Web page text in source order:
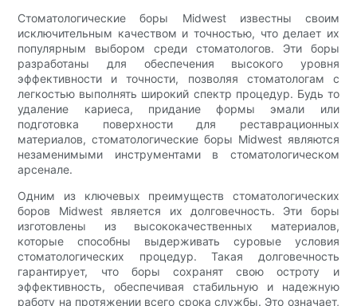
Стоматологические боры Midwest известны своим
исключительным качеством и точностью, что делает их
популярным выбором среди стоматологов. Эти боры
разработаны для обеспечения высокого уровня
эффективности и точности, позволяя стоматологам с
легкостью выполнять широкий спектр процедур. Будь то
удаление кариеса, придание формы эмали или
подготовка поверхности для реставрационных
материалов, стоматологические боры Midwest являются
незаменимыми инструментами в стоматологическом
арсенале.
Одним из ключевых преимуществ стоматологических
боров Midwest является их долговечность. Эти боры
изготовлены из высококачественных материалов,
которые способны выдерживать суровые условия
стоматологических процедур. Такая долговечность
гарантирует, что боры сохранят свою остроту и
эффективность, обеспечивая стабильную и надежную
работу на протяжении всего срока службы. Это означает,